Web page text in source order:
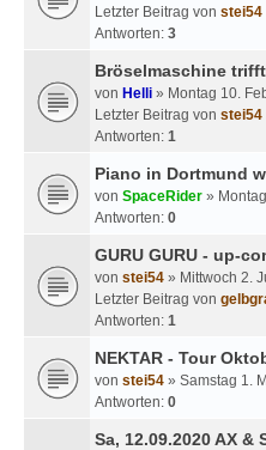
Letzter Beitrag von stei54
Antworten: 3
Bröselmaschine
von Helli » Montag 10.
Letzter Beitrag von stei54
Antworten: 1
Piano in Dortmund
von SpaceRider »
Antworten: 0
GURU GURU - up-
von stei54 » Mittwoch 2.
Letzter Beitrag von
Antworten: 1
NEKTAR - Tour
von stei54 » Samstag 1.
Antworten: 0
Sa, 12.09.2020 AX &